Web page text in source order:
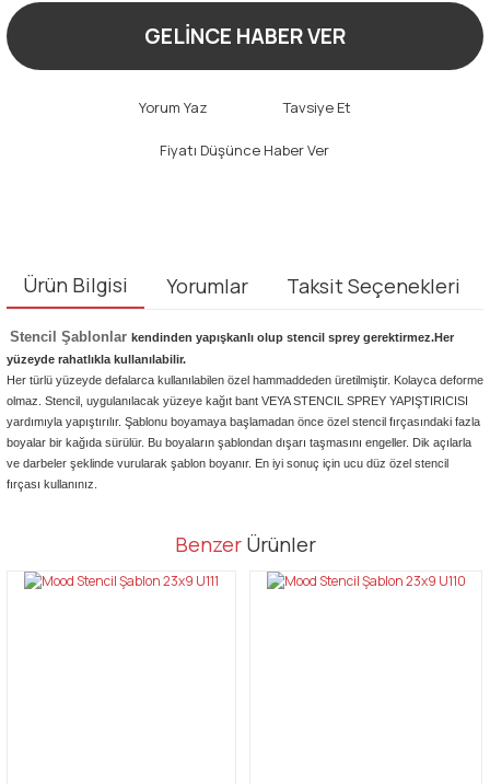
GELİNCE HABER VER
Yorum Yaz Tavsiye Et
Fiyatı Düşünce Haber Ver
Ürün Bilgisi Yorumlar Taksit Seçenekleri
Stencil Şablonlar kendinden yapışkanlı olup stencil sprey gerektirmez.Her
yüzeyde rahatlıkla kullanılabilir.
Her türlü yüzeyde defalarca kullanılabilen özel hammaddeden üretilmiştir. Kolayca deforme
olmaz. Stencil, uygulanılacak yüzeye kağıt bant VEYA STENCIL SPREY YAPIŞTIRICISI
yardımıyla yapıştırılır. Şablonu boyamaya başlamadan önce özel stencil fırçasındaki fazla
boyalar bir kağıda sürülür. Bu boyaların şablondan dışarı taşmasını engeller. Dik açılarla
ve darbeler şeklinde vurularak şablon boyanır. En iyi sonuç için ucu düz özel stencil
fırçası kullanınız.
Bu ürüne ilk yorumu siz yapın!
Bu ürünün fiyat bilgisi, resim, ürün açıklamalarında ve diğer
tarafımıza iletebilirsiniz.
Benzer Ürünler